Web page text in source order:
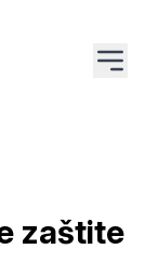
zaštite